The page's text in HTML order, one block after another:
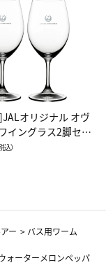
オリジナル オヴ
イングラス2脚セッ
イン）
込）
ー > バス用ワーム
ォーターメロンペッパ